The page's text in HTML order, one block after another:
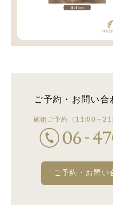
ご予約・お問い合
施術ご予約 （11:00～
ご予約・お問い